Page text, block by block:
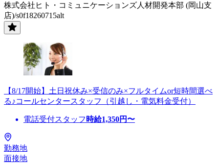
株式会社ヒト・コミュニケーションズ人材開発本部 (岡山支
店)/s0f18260715alt
【8/17開始】土日祝休み×受信のみ×フルタイムor短時間選べ
る♪コールセンタースタッフ（引越し・電気料金受付）
電話受付スタッフ 時給1,350円〜
勤務地
面接地